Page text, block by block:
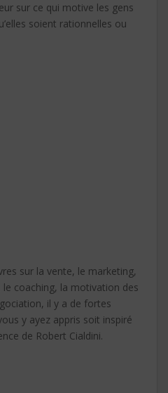
sur ce qui motive les gens
soient rationnelles ou
sur la vente, le marketing,
coaching, la motivation des
il y a de fortes
y ayez appris soit inspiré
de Robert Cialdini.